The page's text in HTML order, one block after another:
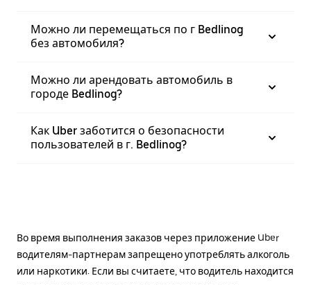
Можно ли перемещаться по г Bedlinog
без автомобиля?
Можно ли арендовать автомобиль в
городе Bedlinog?
Как Uber заботится о безопасности
пользователей в г. Bedlinog?
Во время выполнения заказов через приложение Uber
водителям-партнерам запрещено употреблять алкоголь
или наркотики. Если вы считаете, что водитель находится